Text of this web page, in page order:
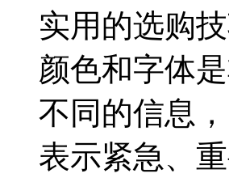
实用的选购
颜色和字体
不同的信息
表示紧急、